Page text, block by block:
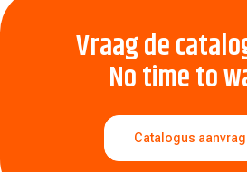
Vraag de
No time to
Catalogus